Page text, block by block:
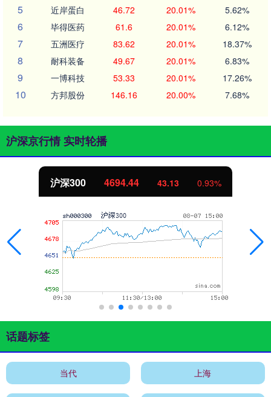
5 近岸蛋白 46.72 20.01% 5.62%
6 毕得医药 61.6 20.01% 6.12%
7 五洲医疗 83.62 20.01% 18.37%
8 耐科装备 49.67 20.01% 6.83%
9 一博科技 53.33 20.01% 17.26%
10 方邦股份 146.16 20.00% 7.68%
沪深京行情 实时轮播
沪深300 4694.44 43.13 0.93%
话题标签
当代 上海